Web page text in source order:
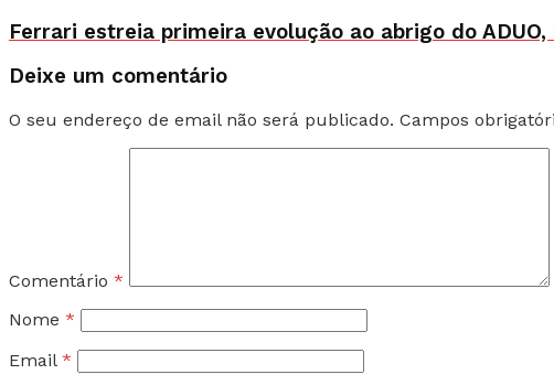
Ferrari estreia primeira evolução ao abrigo do
Deixe um comentário
O seu endereço de email não será publicado. Campos
Comentário *
Nome *
Email *